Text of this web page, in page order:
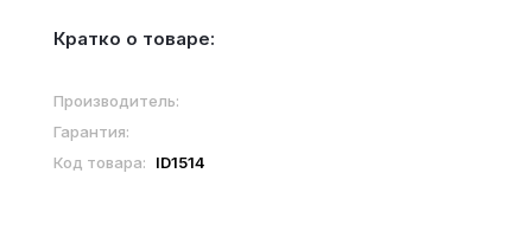
Кратко о товаре:
Производитель:
Гарантия:
Код товара:
ID1514